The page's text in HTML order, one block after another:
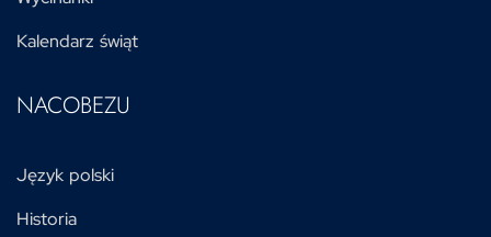
Kalendarz świąt
NACOBEZU
Język polski
Historia